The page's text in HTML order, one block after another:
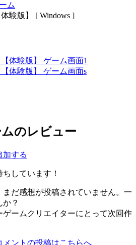
ム
験版】 [ Windows ]
のレビュー
加する
しています！
まだ感想が投稿されていません。一
？
ームクリエイターにとって次回作
ントの投稿はこちらへ